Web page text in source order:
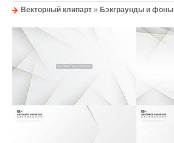
Векторный клипарт » Бэкграунды и фоны